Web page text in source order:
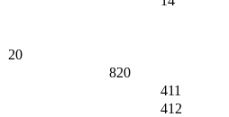
20
820
411
412